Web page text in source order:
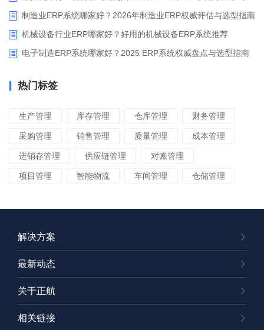
制造业ERP系统哪家好？2026年制造业ERP权威评估与选型指南
机械设备行业ERP哪家好？好用的机械设备ERP系统推荐
电子制造ERP系统哪家好？2025 ERP系统权威盘点与选型指南
热门标签
生产管理 库存管理 仓库管理 财务管理
采购管理 销售管理 质量管理 成本管理
进销存管理 供应链管理 对账管理
项目管理 智能物流 车间管理 仓储管理
解决方案
最新动态
关于正航
相关链接